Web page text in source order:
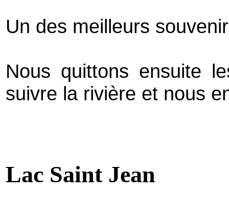
Un des meilleurs
Nous quittons ensuite
suivre la rivière et nous
Lac Saint Jean